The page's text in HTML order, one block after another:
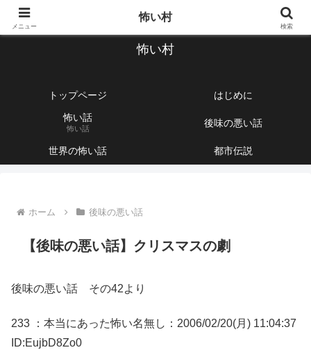
【1760話以上】怖い話と不思議な話を集めて紹介するサイト
怖い村
トップページ
はじめに
怖い話
怖い話 後味の悪い話
世界の怖い話 都市伝説
ホーム 後味の悪い話
【後味の悪い話】クリスマスの劇
後味の悪い話 その42より
233 ：本当にあった怖い名無し：2006/02/20(月) 11:04:37
ID:EujbD8Zo0
メニュー
怖い村
検索